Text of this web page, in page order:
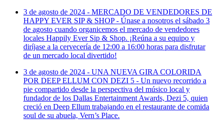
3 de agosto de 2024 - MERCADO DE VENDEDORES DE
HAPPY EVER SIP & SHOP - Únase a nosotros el sábado 3
de agosto cuando organicemos el mercado de vendedores
locales Happily Ever Sip & Shop. ¡Reúna a su equipo y
diríjase a la cervecería de 12:00 a 16:00 horas para disfrutar
de un mercado local divertido!
3 de agosto de 2024 - UNA NUEVA GIRA COLORIDA
POR DEEP ELLUM CON DEZI 5 - Un nuevo recorrido a
pie compartido desde la perspectiva del músico local y
fundador de los Dallas Entertainment Awards, Dezi 5, quien
creció en Deep Ellum trabajando en el restaurante de comida
soul de su abuela, Vern’s Place.